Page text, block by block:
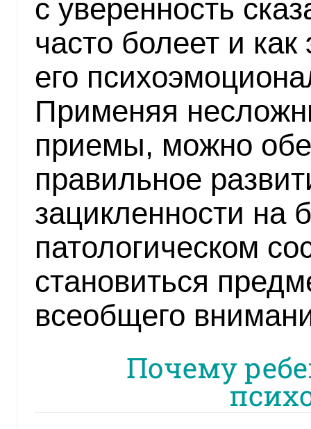
с уверенность
часто болеет и
его
Применяя
приемы, можно
правильное
зацикленности на
патологическом
становиться
всеобщего
Почему